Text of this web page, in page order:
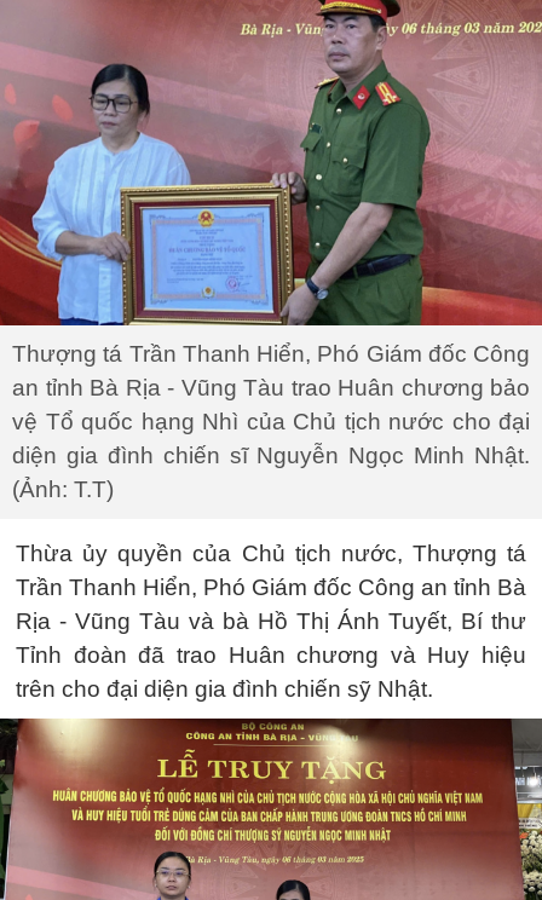
Thượng tá Trần Thanh Hiển, Phó Giám đốc Công
an tỉnh Bà Rịa - Vũng Tàu trao Huân chương bảo
vệ Tổ quốc hạng Nhì của Chủ tịch nước cho đại
diện gia đình chiến sĩ Nguyễn Ngọc Minh Nhật.
(Ảnh: T.T)
Thừa ủy quyền của Chủ tịch nước, Thượng tá
Trần Thanh Hiển, Phó Giám đốc Công an tỉnh Bà
Rịa - Vũng Tàu và bà Hồ Thị Ánh Tuyết, Bí thư
Tỉnh đoàn đã trao Huân chương và Huy hiệu
trên cho đại diện gia đình chiến sỹ Nhật.